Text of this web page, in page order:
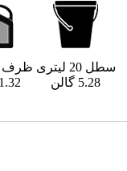
سطل 20 لیتری
5.28 گالن
ظرف 5 لیتری
1.32 گالن